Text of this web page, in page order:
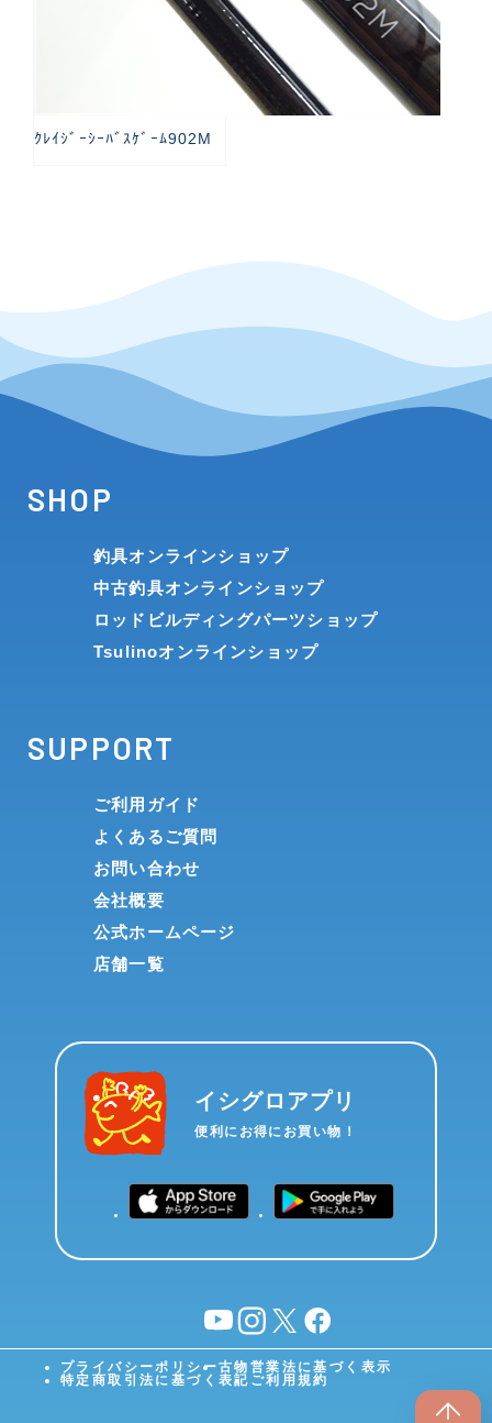
ｸﾚｲｼﾞｰｼｰﾊﾞｽｹﾞｰﾑ902M
SHOP
釣具オンラインショップ
中古釣具オンラインショップ
ロッドビルディングパーツショップ
Tsulinoオンラインショップ
SUPPORT
ご利用ガイド
よくあるご質問
お問い合わせ
会社概要
公式ホームページ
店舗一覧
イシグロアプリ
便利にお得にお買い物！
YouTubeinstagram
X facebook
プライバシーポリシー古物営業法に基づく表示
特定商取引法に基づく表記 ご利用規約